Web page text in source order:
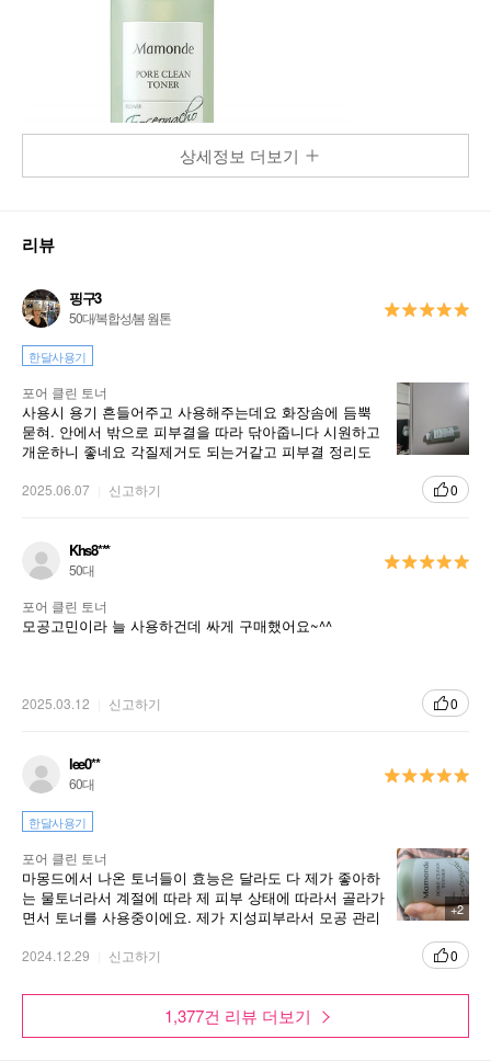
상세정보 더보기
리뷰
핑구3
50대/복합성/봄 웜톤
한달사용기
포어 클린 토너
사용시 용기 흔들어주고 사용해주는데요 화장솜에 듬뿍
묻혀. 안에서 밖으로 피부결을 따라 닦아줍니다 시원하고
개운하니 좋네요 각질제거도 되는거같고 피부결 정리도
2025.06.07 신고하기 0
Khs8***
50대
포어 클린 토너
모공고민이라 늘 사용하건데 싸게 구매했어요~^^
2025.03.12 신고하기 0
lee0**
60대
한달사용기
+2
포어 클린 토너
마몽드에서 나온 토너들이 효능은 달라도 다 제가 좋아하
는 물토너라서 계절에 따라 제 피부 상태에 따라서 골라가
면서 토너를 사용중이에요. 제가 지성피부라서 모공 관리
데, 피부결이 깔끔하게 정리되는 느낌이라서 좋아요. 피부
2024.12.29 신고하기 0
1,377건 리뷰 더보기